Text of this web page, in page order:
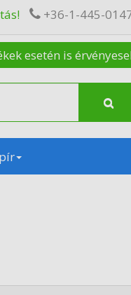
+36-1-445-
esetén is